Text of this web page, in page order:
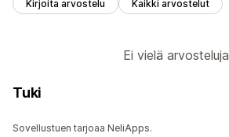
Kirjoita arvostelu Kaikki arvostelut
Ei vielä arvosteluja
Tuki
Sovellustuen tarjoaa NeliApps.